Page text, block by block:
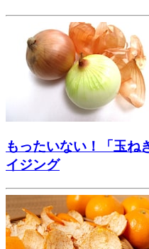
もったいない！「玉ね
イジング